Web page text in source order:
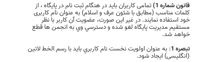
قانون شماره 1) تمامی کاربران باید در هنگام ثبت نام در پایگاه ، از
کلمات مناسب (مطابق با شئون عرف و اسلام) به عنوان نام کاربری
خود استفاده نمایند. در غیر این صورت، عضویت آن كاربر با نظر
مستقیم مدیریت پایگاه لغو شده و دسترسي وي به انجمن ها قطع
خواهد شد.
تبصره 1 : به عنوان اولویت نخست نام كاربري باید با رسم الخط لاتین
(انگلیسی) ایجاد شود.